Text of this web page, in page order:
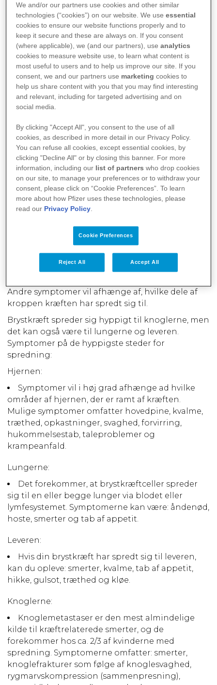
kroppen, hvor de danner nye knuder, også kaldet
metastaser. Selvom kræftcellerne befinder sig
andre steder end i brystet, er de stadig at
betragte som brystkræftceller.
Når dette sker, kaldes sygdommen brystkræft
med spredning – eller metastatisk brystkræft,
avanceret- eller stadie IV-brystkræft.
Ved brystkræft med spredning har kræftceller
altså spredt sig fra brystet til andre områder i
lunger eller knogler. I nogle tilfælde opdages
brystkræften først i dette stadie.
Symptomerne for brystkræft med spredning kan
være forskellige fra den primære brystkræft. Det
er vigtigt at være opmærksom på disse
symptomer, og fortælle om dem til ens læge, hvis
de opstår.
Pludselig vægttab uden grund
Tab af appetit
Træthedsfølelse
Andre symptomer vil afhænge af, hvilke dele af
kroppen kræften har spredt sig til.
Brystkræft spreder sig hyppigt til knoglerne, men
det kan også være til lungerne og leveren.
Symptomer på de hyppigste steder for
spredning:
Hjernen:
Symptomer vil i høj grad afhænge ad hvilke
områder af hjernen, der er ramt af kræften.
Mulige symptomer omfatter hovedpine, kvalme,
træthed, opkastninger, svaghed, forvirring,
hukommelsestab, taleproblemer og
krampeanfald.
Lungerne:
Det forekommer, at brystkræftceller spreder
sig til en eller begge lunger via blodet eller
lymfesystemet. Symptomerne kan være: åndenød,
hoste, smerter og tab af appetit.
Leveren:
Hvis din brystkræft har spredt sig til leveren,
kan du opleve: smerter, kvalme, tab af appetit,
hikke, gulsot, træthed og kløe.
Knoglerne:
Knoglemetastaser er den mest almindelige
kilde til kræftrelaterede smerter, og de
forekommer hos ca. 2/3 af kvinderne med
spredning. Symptomerne omfatter: smerter,
knoglefrakturer som følge af knoglesvaghed,
rygmarvskompression (sammenpresning),
We and/or our partners use cookies and other similar
technologies (“cookies”) on our website. We useessential
cookies to ensure our website functions properly and to
keep it secure and these are always on. If you consent
(where applicable), we (and our partners), useanalytics
cookies to measure website use, to learn what content is
most useful to users and to help us improve our site. If you
consent, we and our partners use marketing cookies to
help us share content with you that you may find interesting
and relevant, including for targeted advertising and on
social media.
By clicking "Accept All", you consent to the use of all
cookies, as described in more detail in our Privacy Policy.
You can refuse all cookies, except essential cookies, by
clicking "Decline All" or by closing this banner. For more
information, including our list of partners who drop cookies
on our site, to manage your preferences or to withdraw your
consent, please click on “Cookie Preferences”. To learn
more about how Pfizer uses these technologies, please
read our Privacy Policy.
Cookie Preferences
Reject All Accept All